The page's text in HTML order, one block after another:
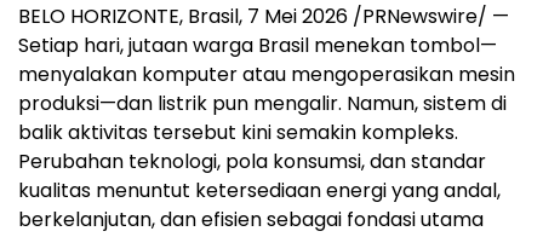
BELO HORIZONTE, Brasil, 7 Mei 2026 /PRNewswire/ —
Setiap hari, jutaan warga Brasil menekan tombol—
menyalakan komputer atau mengoperasikan mesin
produksi—dan listrik pun mengalir. Namun, sistem di
balik aktivitas tersebut kini semakin kompleks.
Perubahan teknologi, pola konsumsi, dan standar
kualitas menuntut ketersediaan energi yang andal,
berkelanjutan, dan efisien sebagai fondasi utama